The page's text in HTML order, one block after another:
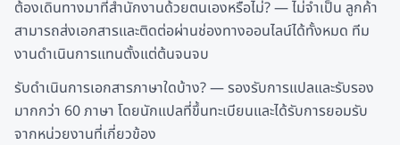
ต้องเดินทางมาที่สำนักงานด้วยตนเองหรือไม่? — ไม่จำเป็น ลูกค้า
สามารถส่งเอกสารและติดต่อผ่านช่องทางออนไลน์ได้ทั้งหมด ทีม
งานดำเนินการแทนตั้งแต่ต้นจนจบ
รับดำเนินการเอกสารภาษาใดบ้าง? — รองรับการแปลและรับรอง
มากกว่า 60 ภาษา โดยนักแปลที่ขึ้นทะเบียนและได้รับการยอมรับ
จากหน่วยงานที่เกี่ยวข้อง